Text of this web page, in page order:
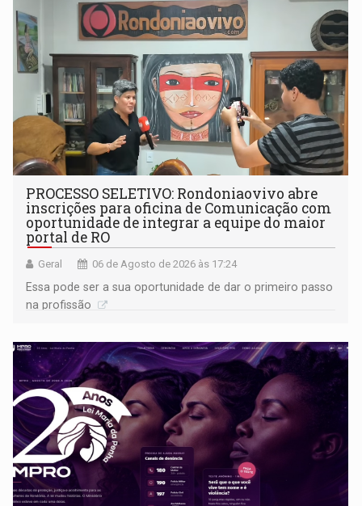
PROCESSO SELETIVO: Rondoniaovivo abre
inscrições para oficina de Comunicação com
oportunidade de integrar a equipe do maior
portal de RO
Geral 06 de Agosto de 2026 às 17:24
Essa pode ser a sua oportunidade de dar o primeiro passo
na profissão